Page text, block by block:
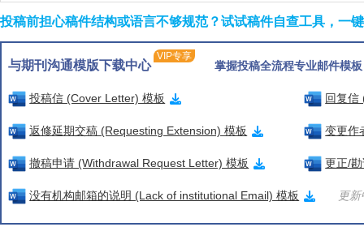
投稿前担心稿件结构或语言不够规范？试试稿件自查工具，一
与期刊沟通模版下载中心
VIP专享
掌握投稿全流程专业邮件模
投稿信 (Cover Letter) 模板 回复信
返修延期交稿 (Requesting Extension) 模板 变更作
撤稿申请 (Withdrawal Request Letter) 模板 更正/
没有机构邮箱的说明 (Lack of institutional Email) 模板 更